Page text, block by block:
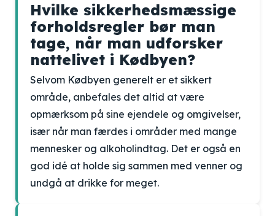
Hvilke sikkerhedsmæssige
forholdsregler bør man
tage, når man udforsker
nattelivet i Kødbyen?
Selvom Kødbyen generelt er et sikkert
område, anbefales det altid at være
opmærksom på sine ejendele og omgivelser,
især når man færdes i områder med mange
mennesker og alkoholindtag. Det er også en
god idé at holde sig sammen med venner og
undgå at drikke for meget.